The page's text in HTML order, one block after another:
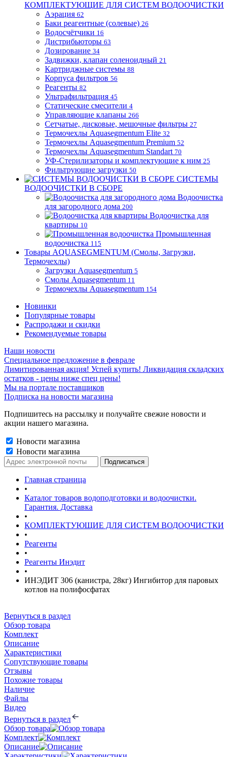
КОМПЛЕКТУЮЩИЕ ДЛЯ СИСТЕМ ВОДООЧИСТКИ
Аэрация 62
Баки реагентные (солевые) 26
Водосчётчики 16
Дистрибьюторы 63
Дозирование 34
Задвижки, клапан соленоидный 21
Картриджные системы 88
Корпуса фильтров 56
Реагенты 82
Ультрафильтрация 45
Статические смесители 4
Управляющие клапаны 266
Сетчатые, дисковые, мешочные фильтры 27
Термочехлы Aquasegmentum Elite 32
Термочехлы Aquasegmentum Premium 52
Термочехлы Aquasegmentum Standart 70
УФ-Стерилизаторы и комплектующие к ним 25
Фильтрующие загрузки 50
СИСТЕМЫ
ВОДООЧИСТКИ В СБОРЕ
Водоочистка
для загородного дома 200
Водоочистка для
квартиры 10
Промышленная
водоочистка 115
Товары AQUASEGMENTUM (Смолы, Загрузки,
Термочехлы)
Загрузки Aquasegmentum 5
Смолы Aquasegmentum 11
Термочехлы Aquasegmentum 154
Новинки
Популярные товары
Распродажи и скидки
Рекомендуемые товары
Наши новости
Специальное предложение в феврале
Лимитированная акция! Успей купить! Ликвидация складских
остатков - цены ниже спец цены!
Мы на портале поставщиков
Подписка на новости магазина
Подпишитесь на рассылку и получайте свежие новости и
акции нашего магазина.
Новости магазина
Новости магазина
Главная страница
•
Каталог товаров водоподготовки и водоочистки.
Гарантия. Доставка
•
КОМПЛЕКТУЮЩИЕ ДЛЯ СИСТЕМ ВОДООЧИСТКИ
•
Реагенты
•
Реагенты Инэдит
•
ИНЭДИТ 306 (канистра, 28кг) Ингибитор для паровых
котлов на полифосфатах
Вернуться в раздел
Обзор товара
Комплект
Описание
Характеристики
Сопутствующие товары
Отзывы
Похожие товары
Наличие
Файлы
Видео
Вернуться в раздел
Обзор товара
Комплект
Описание